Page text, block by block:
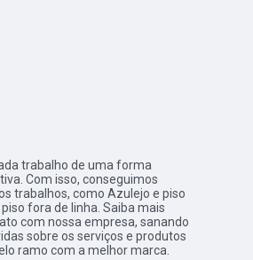
trabalho de uma forma
Com isso, conseguimos
trabalhos, como Azulejo e piso
fora de linha. Saiba mais
com nossa empresa, sanando
sobre os serviços e produtos
ramo com a melhor marca.